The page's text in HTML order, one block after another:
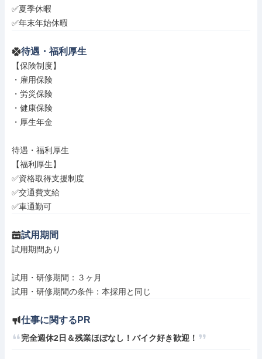
✅夏季休暇
✅年末年始休暇
待遇・福利厚生
【保険制度】
・雇用保険
・労災保険
・健康保険
・厚生年金
待遇・福利厚生
【福利厚生】
✅資格取得支援制度
✅交通費支給
✅車通勤可
試用期間
試用期間あり
試用・研修期間：３ヶ月
仕事に関するPR
完全週休2日＆残業ほぼなし！バイク好き歓迎！